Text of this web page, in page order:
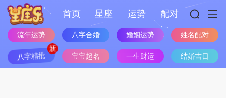
首页 星座 运势 配对
流年运势 八字合婚 婚姻运势 姓名配对
八字精批 宝宝起名 一生财运 结婚吉日